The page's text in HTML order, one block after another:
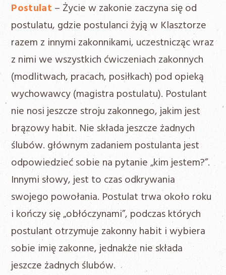
Postulat – Życie w zakonie zaczyna się od
postulatu, gdzie postulanci żyją w Klasztorze
razem z innymi zakonnikami, uczestnicząc wraz
z nimi we wszystkich ćwiczeniach zakonnych
(modlitwach, pracach, posiłkach) pod opieką
wychowawcy (magistra postulatu). Postulant
nie nosi jeszcze stroju zakonnego, jakim jest
brązowy habit. Nie składa jeszcze żadnych
ślubów. głównym zadaniem postulanta jest
odpowiedzieć sobie na pytanie „kim jestem?”.
Innymi słowy, jest to czas odkrywania
swojego powołania. Postulat trwa około roku
i kończy się „obłóczynami”, podczas których
postulant otrzymuje zakonny habit i wybiera
sobie imię zakonne, jednakże nie składa
jeszcze żadnych ślubów.